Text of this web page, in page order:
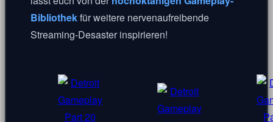
Bibliothekfür weitere nervenaufreibende
Streaming-Desaster inspirieren!